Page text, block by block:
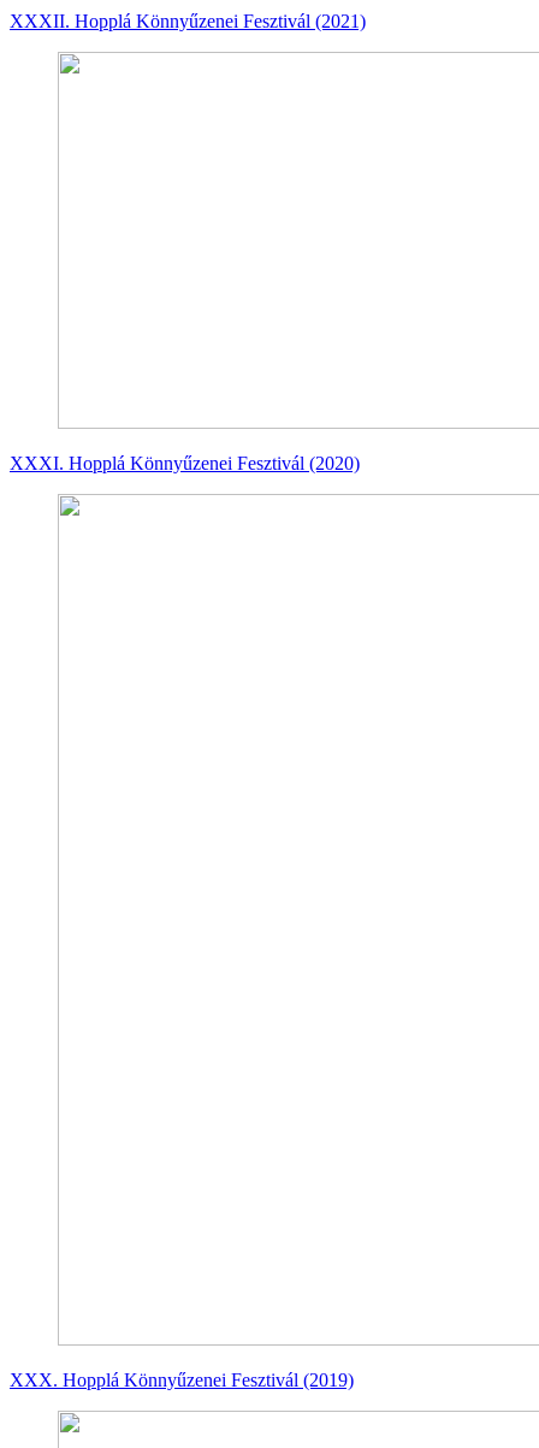
XXXII. Hopplá Könnyűzenei Fesztivál (2021)
XXXI. Hopplá Könnyűzenei Fesztivál (2020)
XXX. Hopplá Könnyűzenei Fesztivál (2019)